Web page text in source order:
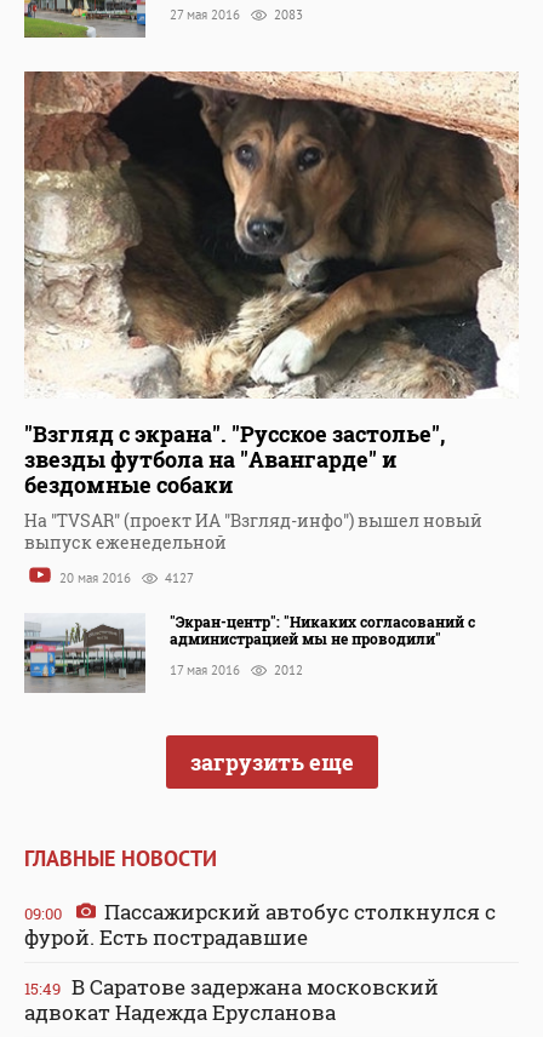
27 мая 2016 2083
"Взгляд с экрана". "Русское застолье",
звезды футбола на "Авангарде" и
бездомные собаки
На "TVSAR" (проект ИА "Взгляд-инфо") вышел новый
выпуск еженедельной
20 мая 2016 4127
"Экран-центр": "Никаких согласований с
администрацией мы не проводили"
17 мая 2016 2012
загрузить еще
ГЛАВНЫЕ НОВОСТИ
09:00
Пассажирский автобус столкнулся с
фурой. Есть пострадавшие
15:49 В Саратове задержана московский
адвокат Надежда Ерусланова